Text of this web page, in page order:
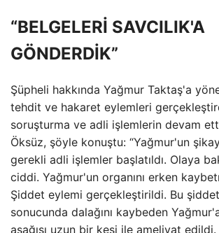
“BELGELERİ SAVCILIK'A
GÖNDERDİK”
Şüpheli hakkında Yağmur Taktaş'a
tehdit ve hakaret eylemleri
soruşturma ve adli işlemlerin devam
Öksüz, şöyle konuştu: “Yağmur'un
gerekli adli işlemler başlatıldı. Olaya
ciddi. Yağmur'un organını erken
Şiddet eylemi gerçekleştirildi. Bu
sonucunda dalağını kaybeden
aşağısı uzun bir kesi ile ameliyat